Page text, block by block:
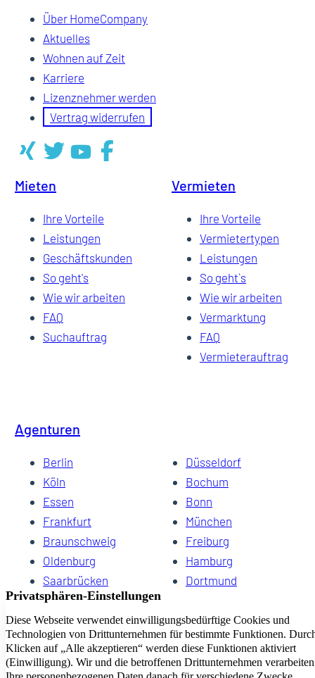
Über HomeCompany
Aktuelles
Wohnen auf Zeit
Karriere
Lizenznehmer werden
Vertrag widerrufen
Mieten
Ihre Vorteile
Leistungen
Geschäftskunden
So geht's
Wie wir arbeiten
FAQ
Suchauftrag
Vermieten
Ihre Vorteile
Vermietertypen
Leistungen
So geht`s
Wie wir arbeiten
Vermarktung
FAQ
Vermieterauftrag
Agenturen
Berlin
Düsseldorf
Köln
Bochum
Essen
Bonn
Frankfurt
München
Braunschweig
Freiburg
Oldenburg
Hamburg
Saarbrücken
Dortmund
Hannover
Dresden
Kiel
Wuppertal
Bremen